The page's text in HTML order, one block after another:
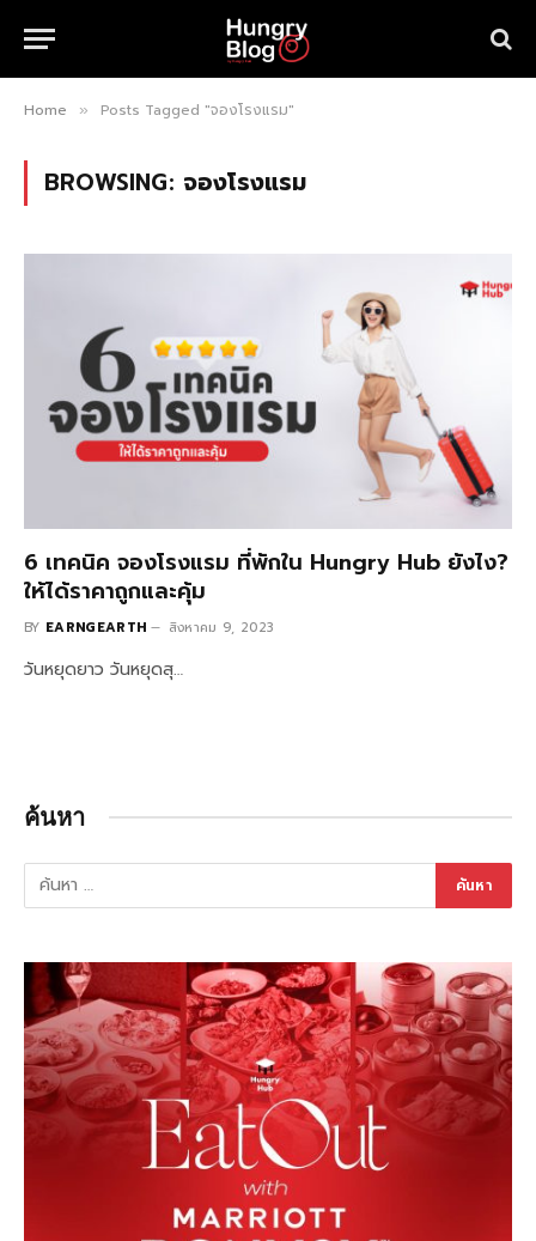
Home » Posts Tagged "จองโรงแรม"
BROWSING: จองโรงแรม
6 เทคนิค จองโรงแรม ที่พักใน Hungry Hub ยังไง?
ให้ได้ราคาถูกและคุ้ม
BY EARNGEARTH สิงหาคม 9, 2023
วันหยุดยาว วันหยุดสุ…
ค้นหา